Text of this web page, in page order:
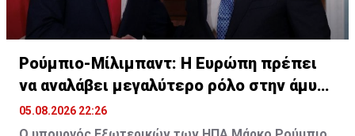
Ρούμπιο-Μίλιμπαντ: Η Ευρώπη πρέπει
να αναλάβει μεγαλύτερο ρόλο στην άμυνά
της
05.08.2026 22:26